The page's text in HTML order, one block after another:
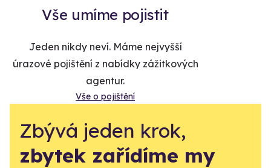
Vše umíme pojistit
Jeden nikdy neví. Máme nejvyšší
úrazové pojištění z nabídky zážitkových
agentur.
Vše o pojištění
Zbývá jeden krok,
zbytek zařídíme my